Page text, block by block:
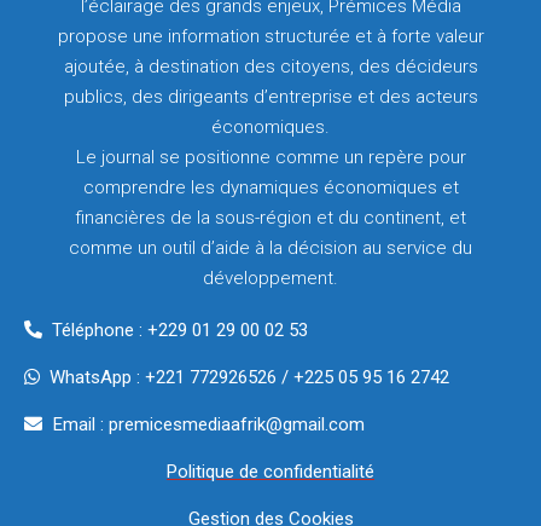
l’éclairage des grands enjeux, Prémices Média
propose une information structurée et à forte valeur
ajoutée, à destination des citoyens, des décideurs
publics, des dirigeants d’entreprise et des acteurs
économiques.
Le journal se positionne comme un repère pour
comprendre les dynamiques économiques et
financières de la sous-région et du continent, et
comme un outil d’aide à la décision au service du
développement.
Téléphone : +229 01 29 00 02 53
WhatsApp : +221 772926526 / +225 05 95 16 2742
Email : premicesmediaafrik@gmail.com
Politique de confidentialité
Gestion des Cookies